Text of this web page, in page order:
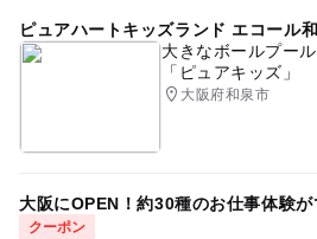
ピュアハートキッズランド エコール
大きなボールプー
「ピュアキッズ」
大阪府和泉市
大阪にOPEN！約30種のお仕事体験
クーポン